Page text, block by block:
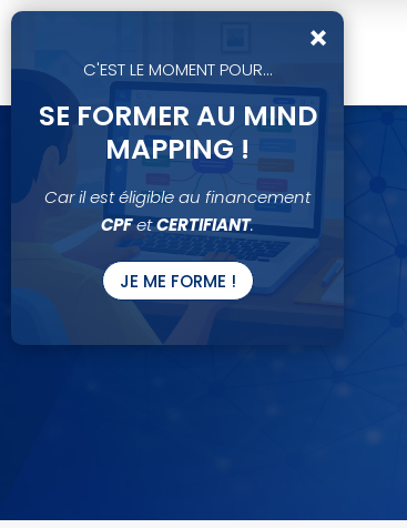
×
C'EST LE MOMENT POUR...
SE FORMER AU MIND
MAPPING !
Car il est éligible au financement
CPFetCERTIFIANT.
JE ME FORME !